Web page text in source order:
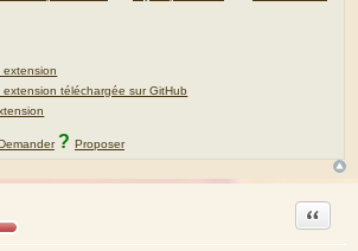
extension
extension téléchargée sur GitHub
? Proposer
Citation